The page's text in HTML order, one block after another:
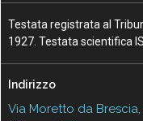
Testata registrata al
1927. Testata scientifica
Indirizzo
Via Moretto da Brescia,